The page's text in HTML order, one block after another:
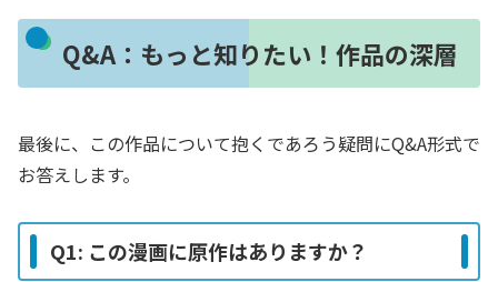
Q&A：もっと知りたい！作品の深層
最後に、この作品について抱くであろう疑問にQ&A形式で
お答えします。
Q1: この漫画に原作はありますか？